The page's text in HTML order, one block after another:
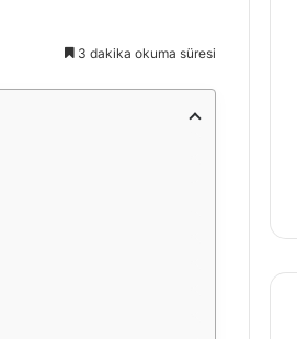
3 dakika okuma süresi